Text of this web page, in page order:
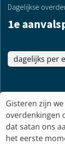
Dagelijkse
1e
dagelijks per
Gisteren zijn
overdenkingen
dat satan ons
het eerste